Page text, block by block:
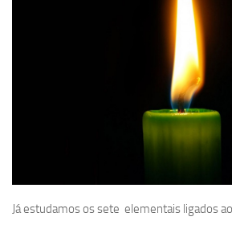
Já estudamos os sete elementais ligados